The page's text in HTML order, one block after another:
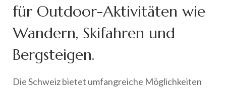
für Outdoor-Aktivitäten wie
Wandern, Skifahren und
Bergsteigen.
Die Schweiz bietet umfangreiche Möglichkeiten